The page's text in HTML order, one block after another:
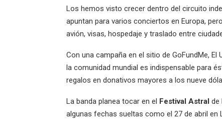
Los hemos visto crecer dentro del circuito
apuntan para varios conciertos en Europa,
avión, visas, hospedaje y traslado entre
Con una campaña en el sitio de GoFundMe,
la comunidad mundial es indispensable para
regalos en donativos mayores a los nueve
La banda planea tocar en el Festival Astral de
algunas fechas sueltas como el 27 de abril en